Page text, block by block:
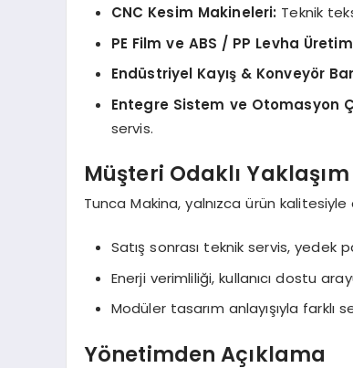
CNC Kesim Makineleri: Teknik
PE Film ve ABS / PP Levha
Endüstriyel Kayış & Konveyör
Entegre Sistem ve Otomasyon
servis.
Müşteri Odaklı Yaklaşım
Tunca Makina, yalnızca ürün
Satış sonrası teknik servis,
Enerji verimliliği, kullanıcı dostu
Modüler tasarım anlayışıyla
Yönetimden Açıklama